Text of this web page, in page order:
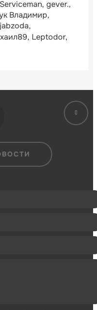
Serviceman gever.
Владимир
Leptodor